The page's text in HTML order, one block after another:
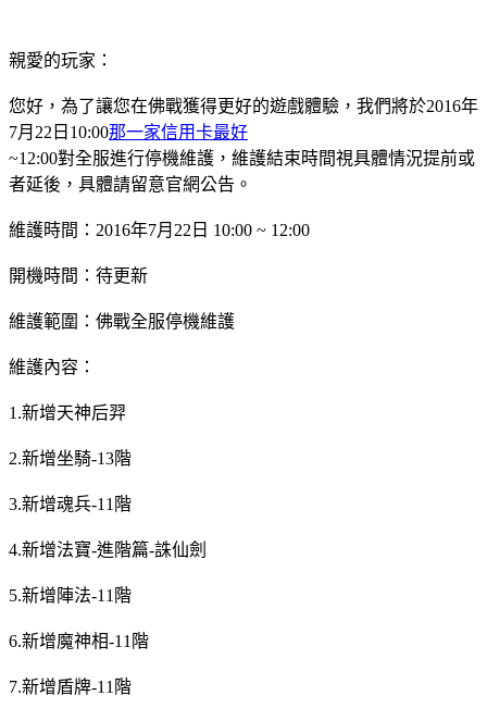
親愛的玩家：
您好，為了讓您在佛戰獲得更好的遊戲體驗，我們將於2016年
7月22日10:00那一家信用卡最好
~12:00對全服進行停機維護，維護結束時間視具體情況提前或
者延後，具體請留意官網公告。
維護時間：2016年7月22日 10:00 ~ 12:00
開機時間：待更新
維護範圍：佛戰全服停機維護
維護內容：
1.新增天神后羿
2.新增坐騎-13階
3.新增魂兵-11階
4.新增法寶-進階篇-誅仙劍
5.新增陣法-11階
6.新增魔神相-11階
7.新增盾牌-11階